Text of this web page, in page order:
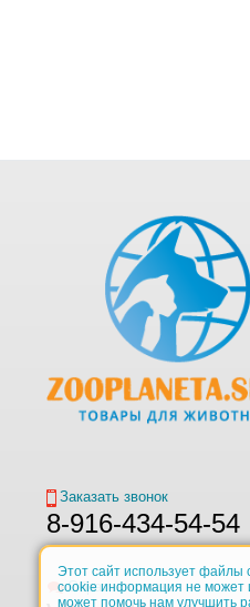
Заказать звонок
8-916-434-54-54
Обратная связь
Этот сайт использует
cookie информация не может
может помочь нам улучшить